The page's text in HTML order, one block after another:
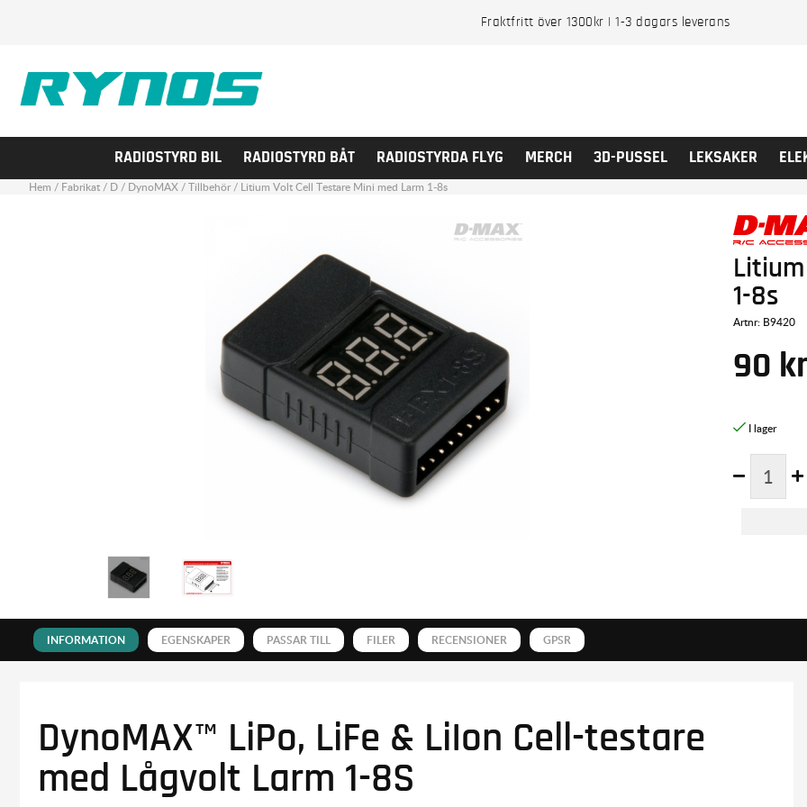
Fraktfritt över 1300kr | 1-3 dagars leverans
RADIOSTYRD BIL RADIOSTYRD BÅT RADIOSTYRDA FLYG MERCH 3D-PUSSEL LEKSAKER
Hem / Fabrikat/ D/ DynoMAX/Tillbehör/ Litium Volt Cell Testare Mini med Larm 1-8s
1-8s
Artnr: B9420
90
INFORMATION EGENSKAPER PASSAR TILL FILER RECENSIONER GPSR
DynoMAX™ LiPo, LiFe & LiIon Cell-testare
med Lågvolt Larm 1-8S